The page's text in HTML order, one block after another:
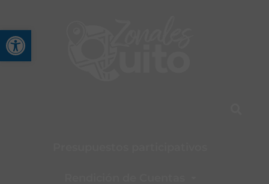
Abrir barra de